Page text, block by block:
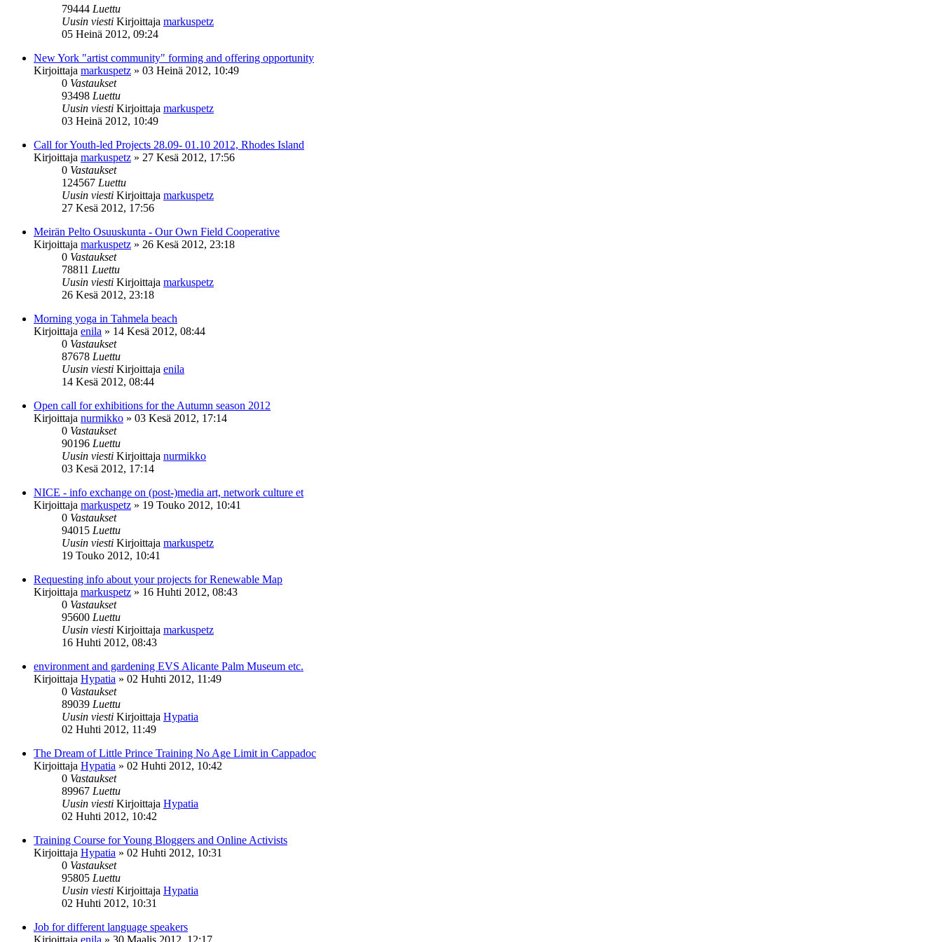
79444 Luettu
Uusin viesti Kirjoittaja markuspetz
05 Heinä 2012, 09:24
New York "artist community" forming and offering opportunity
Kirjoittaja markuspetz » 03 Heinä 2012, 10:49
0 Vastaukset
93498 Luettu
Uusin viesti Kirjoittaja markuspetz
03 Heinä 2012, 10:49
Call for Youth-led Projects 28.09- 01.10 2012, Rhodes Island
Kirjoittaja markuspetz » 27 Kesä 2012, 17:56
0 Vastaukset
124567 Luettu
Uusin viesti Kirjoittaja markuspetz
27 Kesä 2012, 17:56
Meirän Pelto Osuuskunta - Our Own Field Cooperative
Kirjoittaja markuspetz » 26 Kesä 2012, 23:18
0 Vastaukset
78811 Luettu
Uusin viesti Kirjoittaja markuspetz
26 Kesä 2012, 23:18
Morning yoga in Tahmela beach
Kirjoittaja enila » 14 Kesä 2012, 08:44
0 Vastaukset
87678 Luettu
Uusin viesti Kirjoittaja enila
14 Kesä 2012, 08:44
Open call for exhibitions for the Autumn season 2012
Kirjoittaja nurmikko » 03 Kesä 2012, 17:14
0 Vastaukset
90196 Luettu
Uusin viesti Kirjoittaja nurmikko
03 Kesä 2012, 17:14
NICE - info exchange on (post-)media art, network culture et
Kirjoittaja markuspetz » 19 Touko 2012, 10:41
0 Vastaukset
94015 Luettu
Uusin viesti Kirjoittaja markuspetz
19 Touko 2012, 10:41
Requesting info about your projects for Renewable Map
Kirjoittaja markuspetz » 16 Huhti 2012, 08:43
0 Vastaukset
95600 Luettu
Uusin viesti Kirjoittaja markuspetz
16 Huhti 2012, 08:43
environment and gardening EVS Alicante Palm Museum etc.
Kirjoittaja Hypatia » 02 Huhti 2012, 11:49
0 Vastaukset
89039 Luettu
Uusin viesti Kirjoittaja Hypatia
02 Huhti 2012, 11:49
The Dream of Little Prince Training No Age Limit in Cappadoc
Kirjoittaja Hypatia » 02 Huhti 2012, 10:42
0 Vastaukset
89967 Luettu
Uusin viesti Kirjoittaja Hypatia
02 Huhti 2012, 10:42
Training Course for Young Bloggers and Online Activists
Kirjoittaja Hypatia » 02 Huhti 2012, 10:31
0 Vastaukset
95805 Luettu
Uusin viesti Kirjoittaja Hypatia
02 Huhti 2012, 10:31
Job for different language speakers
Kirjoittaja enila » 30 Maalis 2012, 12:17